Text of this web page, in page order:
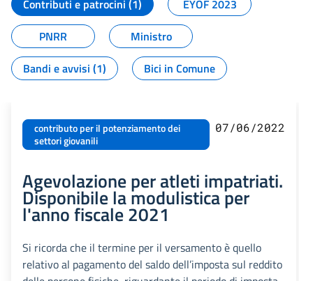
Contributi e patrocini (1)
EYOF 2023
PNRR
Ministro
Bandi e avvisi (1)
Bici in Comune
contributo per il potenziamento dei
settori giovanili
07/06/2022
Agevolazione per atleti impatriati.
Disponibile la modulistica per
l'anno fiscale 2021
Si ricorda che il termine per il versamento è quello
relativo al pagamento del saldo dell’imposta sul reddito